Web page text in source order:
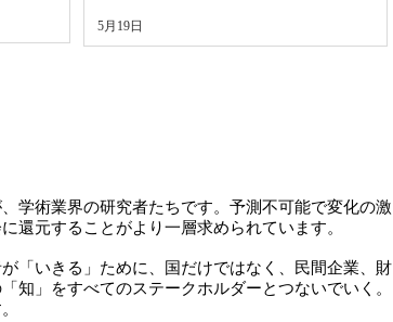
5月19日
学術業界の研究者たちです。予測不可能で変化の激
還元することがより一層求められています。
「いきる」ために、国だけではなく、民間企業、財
知」をすべてのステークホルダーとつないでいく。